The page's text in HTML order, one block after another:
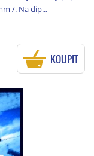
/. Na dip...
KOUPIT